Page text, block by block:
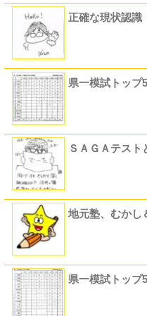
正確な現状認識
県一模試トップ
ＳＡＧＡテスト
地元塾、むかし
県一模試トップ